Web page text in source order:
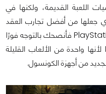
اللعبة القديمة، ولكنها في
جعلها من أفضل تجارب العقد
السابق. إذا كنت تمتلك منصة PlayStation 5 فأنصحك بالتوجه فورًا
لشراء Demon's Souls Remake لأنها واحدة من الألعاب القليلة
من أجهزة الكونسول.